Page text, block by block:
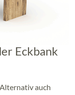
Eckbank
auch